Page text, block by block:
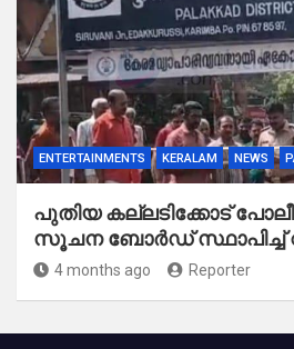
ENTERTAINMENTS KERALAM NEWS
പുതിയ കല്ലടിക്കോട്
സൂചന ബോർഡ് സ്ഥാപിച്ച്
4 months ago Reporter